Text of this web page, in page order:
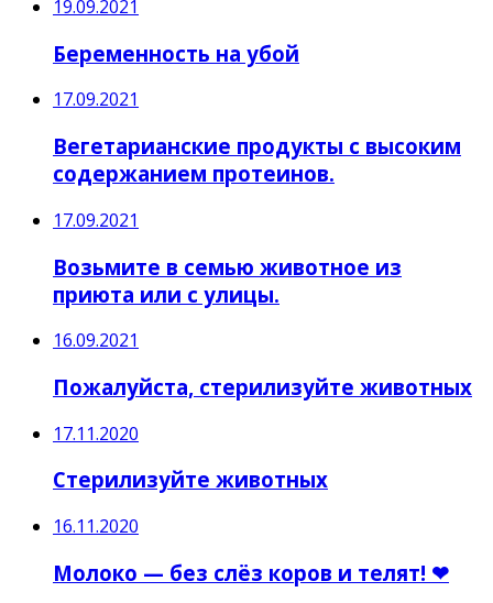
19.09.2021
Беременность на убой
17.09.2021
Вегетарианские продукты с высоким
содержанием протеинов.
17.09.2021
Возьмите в семью животное из
приюта или с улицы.
16.09.2021
Пожалуйста, стерилизуйте животных
17.11.2020
Стерилизуйте животных
16.11.2020
Молоко — без слёз коров и телят! ❤